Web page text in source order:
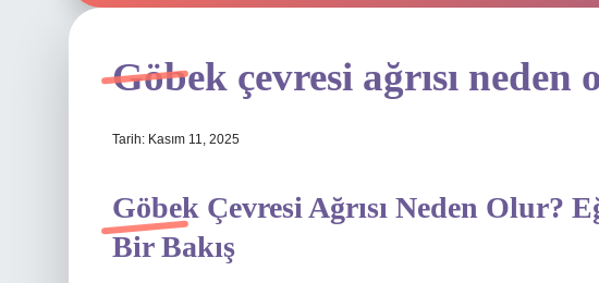
Göbek çevresi ağrısı neden
Tarih: Kasım 11, 2025
Göbek Çevresi Ağrısı Neden Olur?
Bir Bakış